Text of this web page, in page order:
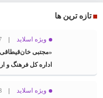
تازه ترین ها
ویژه اسلاید
17
«مجتبی
اداره کل فرهنگ و
خراسان رضوی شد
ویژه اسلاید